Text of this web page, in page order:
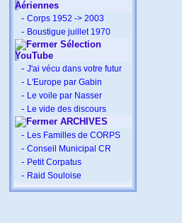
Aériennes
- Corps 1952 -> 2003
- Boustigue juillet 1970
Sélection
YouTube
- J'ai vécu dans votre futur
- L'Europe par Gabin
- Le voile par Nasser
- Le vide des discours
ARCHIVES
- Les Familles de CORPS
- Conseil Municipal CR
- Petit Corpatus
- Raid Souloise